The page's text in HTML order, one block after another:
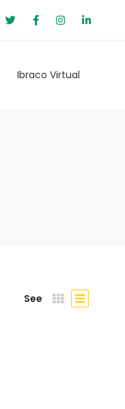
Ibraco Virtual
See